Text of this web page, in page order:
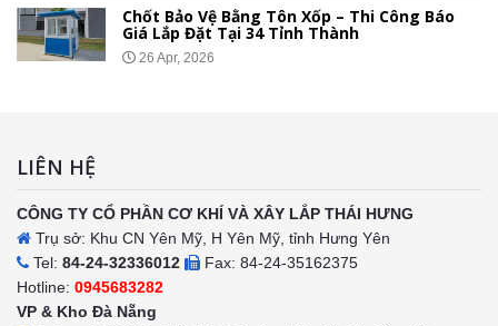
Chốt Bảo Vệ Bằng Tôn Xốp – Thi Công Báo
Giá Lắp Đặt Tại 34 Tỉnh Thành
26 Apr, 2026
LIÊN HỆ
CÔNG TY CỔ PHẦN CƠ KHÍ VÀ XÂY LẮP THÁI HƯNG
Trụ sở: Khu CN Yên Mỹ, H Yên Mỹ, tỉnh Hưng Yên
Tel: 84-24-32336012
Fax: 84-24-35162375
Hotline: 0945683282
VP & Kho Đà Nẵng